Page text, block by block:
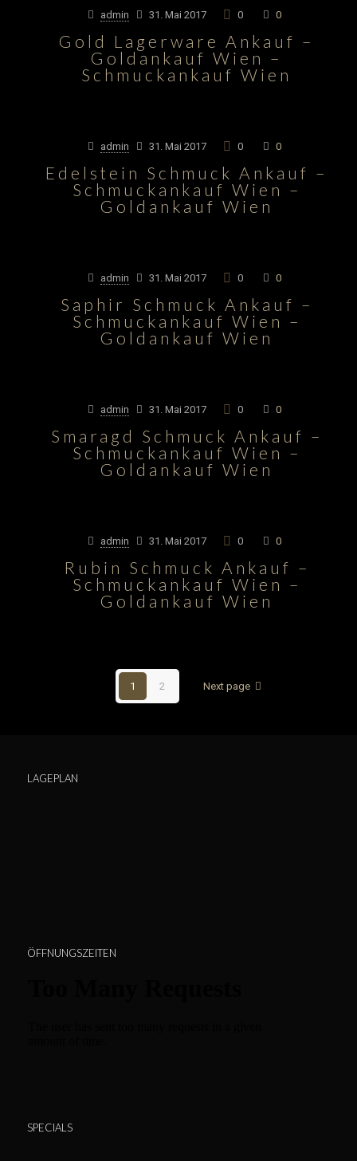
admin 31. Mai 2017 0 0
Gold Lagerware Ankauf –
Goldankauf Wien –
Schmuckankauf Wien
admin 31. Mai 2017 0 0
Edelstein Schmuck Ankauf –
Schmuckankauf Wien –
Goldankauf Wien
admin 31. Mai 2017 0 0
Saphir Schmuck Ankauf –
Schmuckankauf Wien –
Goldankauf Wien
admin 31. Mai 2017 0 0
Smaragd Schmuck Ankauf –
Schmuckankauf Wien –
Goldankauf Wien
admin 31. Mai 2017 0 0
Rubin Schmuck Ankauf –
Schmuckankauf Wien –
Goldankauf Wien
1 2 Next page
LAGEPLAN
ÖFFNUNGSZEITEN
SPECIALS